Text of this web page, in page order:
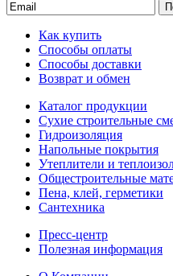
Как купить
Способы оплаты
Способы доставки
Возврат и обмен
Каталог продукции
Сухие строительные
Гидроизоляция
Напольные покрытия
Утеплители и
Общестроительные
Пена, клей, герметики
Сантехника
Пресс-центр
Полезная информация